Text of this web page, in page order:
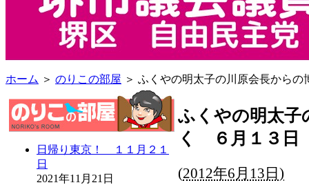
ホーム ＞ のりこの部屋 ＞ ふくやの明太子の川原会長から
日帰り東京！ １１月２１
日
2021年11月21日
ふくやの明太子
く ６月１３日
(2012年6月13日)